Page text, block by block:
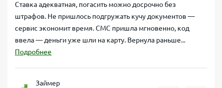
Ставка адекватная, погасить можно досрочно без
штрафов. Не пришлось подгружать кучу документов —
сервис экономит время. СМС пришла мгновенно, код
ввела — деньги уже шли на карту. Вернула раньше...
Подробнее
Займер